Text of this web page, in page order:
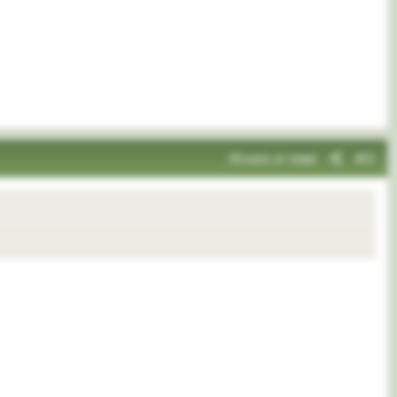
Искать в теме #3